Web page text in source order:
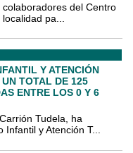
del Centro
pa...
Y ATENCIÓN
UN TOTAL DE 125
ENTRE LOS 0 Y 6
Tudela, ha
y Atención T...